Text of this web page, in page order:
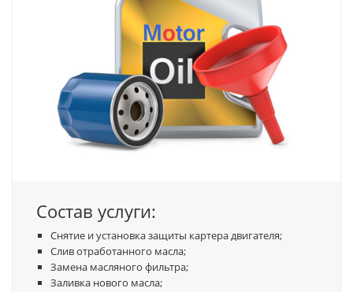
Состав услуги:
Снятие и установка защиты картера двигателя;
Слив отработанного масла;
Замена масляного фильтра;
Заливка нового масла;